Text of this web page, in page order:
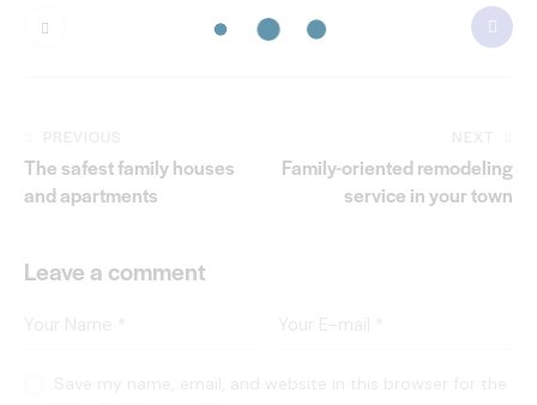
The safest family houses
and apartments
Family-oriented remodeling
service in your town
Leave a comment